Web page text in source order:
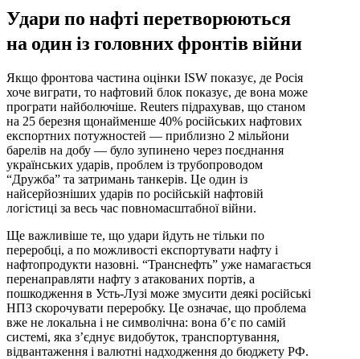
Удари по нафті перетворюються
на один із головних фронтів війни
Якщо фронтова частина оцінки ISW показує, де Росія
хоче виграти, то нафтовий блок показує, де вона може
програти найболючіше. Reuters підрахував, що станом
на 25 березня щонайменше 40% російських нафтових
експортних потужностей — приблизно 2 мільйони
барелів на добу — було зупинено через поєднання
українських ударів, проблем із трубопроводом
“Дружба” та затримань танкерів. Це один із
найсерйозніших ударів по російській нафтовій
логістиці за весь час повномасштабної війни.
Ще важливіше те, що удари йдуть не тільки по
переробці, а по можливості експортувати нафту і
нафтопродукти назовні. “Транснефть” уже намагається
перенаправляти нафту з атакованих портів, а
пошкодження в Усть-Лузі може змусити деякі російські
НПЗ скорочувати переробку. Це означає, що проблема
вже не локальна і не символічна: вона б’є по самій
системі, яка з’єднує видобуток, транспортування,
відвантаження і валютні надходження до бюджету РФ.